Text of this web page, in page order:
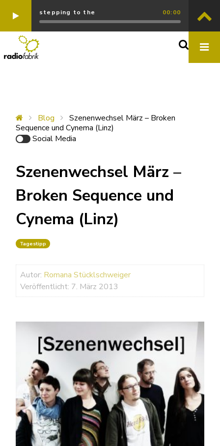
stepping to the 00:00
Blog
Szenenwechsel März – Broken
Sequence und Cynema (Linz)
Social Media
Szenenwechsel März –
Broken Sequence und
Cynema (Linz)
Tagestipp
Autor: Romana Stücklschweiger
Veröffentlicht: 7. März 2013